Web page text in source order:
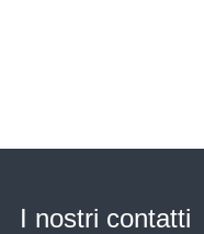
I nostri contatti